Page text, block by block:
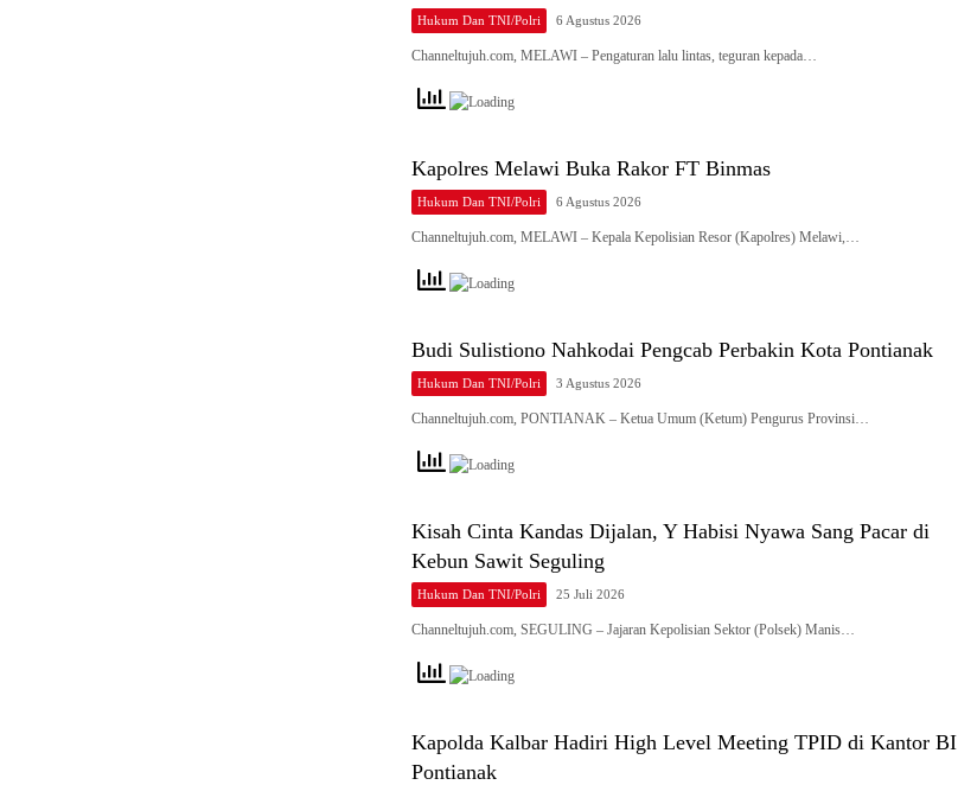
Hukum Dan TNI/Polri 6 Agustus 2026
Channeltujuh.com, MELAWI – Pengaturan lalu lintas, teguran kepada…
Kapolres Melawi Buka Rakor FT Binmas
Hukum Dan TNI/Polri 6 Agustus 2026
Channeltujuh.com, MELAWI – Kepala Kepolisian Resor (Kapolres) Melawi,…
Budi Sulistiono Nahkodai Pengcab Perbakin Kota Pontianak
Hukum Dan TNI/Polri 3 Agustus 2026
Channeltujuh.com, PONTIANAK – Ketua Umum (Ketum) Pengurus Provinsi…
Kisah Cinta Kandas Dijalan, Y Habisi Nyawa Sang Pacar di
Kebun Sawit Seguling
Hukum Dan TNI/Polri 25 Juli 2026
Channeltujuh.com, SEGULING – Jajaran Kepolisian Sektor (Polsek) Manis…
Kapolda Kalbar Hadiri High Level Meeting TPID di Kantor BI
Pontianak